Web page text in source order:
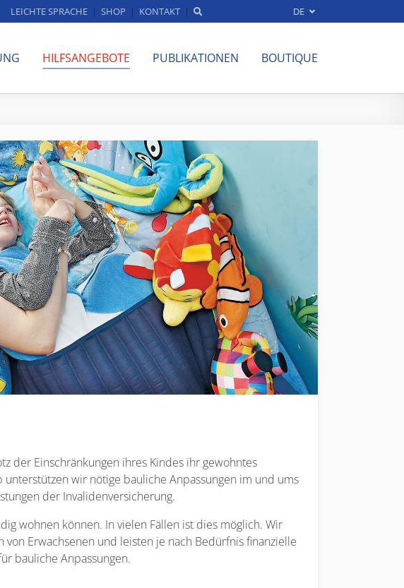
LEICHTE SPRACHE SHOP KONTAKT DE
HILFSANGEBOTE PUBLIKATIONEN BOUTIQUE
der Einschränkungen ihres Kindes ihr gewohntes
unterstützen wir nötige bauliche Anpassungen im und ums
der Invalidenversicherung.
wohnen können. In vielen Fällen ist dies möglich. Wir
Erwachsenen und leisten je nach Bedürfnis finanzielle
bauliche Anpassungen.